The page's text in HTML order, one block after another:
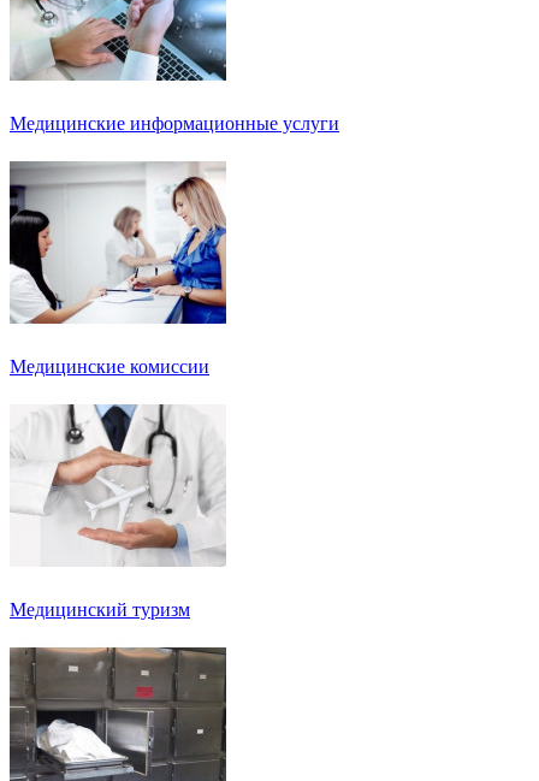
Медицинские информационные услуги
Медицинские комиссии
Медицинский туризм